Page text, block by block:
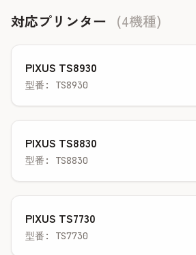
対応プリンター (4機種)
PIXUS TS8930
型番: TS8930
PIXUS TS8830
型番: TS8830
PIXUS TS7730
型番: TS7730